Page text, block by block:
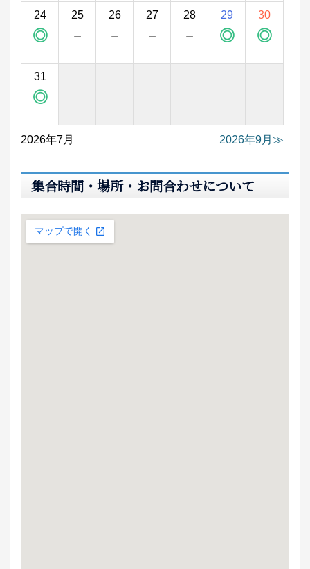
24
◎
25
－
26
－
27
－
28
－
29
◎
30
◎
31
◎
2026年7月 2026年9月
集合時間・場所・お問合わせについて